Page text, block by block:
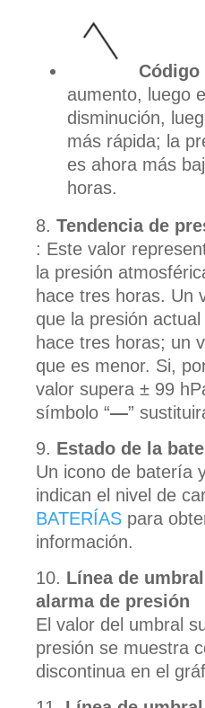
Código
aumento, luego
disminución,
más rápida; la
es ahora más
horas.
Tendencia de
: Este valor
la presión
hace tres horas. Un
que la presión
hace tres horas; un
que es menor. Si,
valor supera ± 99
símbolo “—”
Estado de la
Un icono de batería
indican el nivel de
BATERÍAS para
información.
Línea de
alarma de presión
El valor del umbral
presión se muestra
discontinua en el